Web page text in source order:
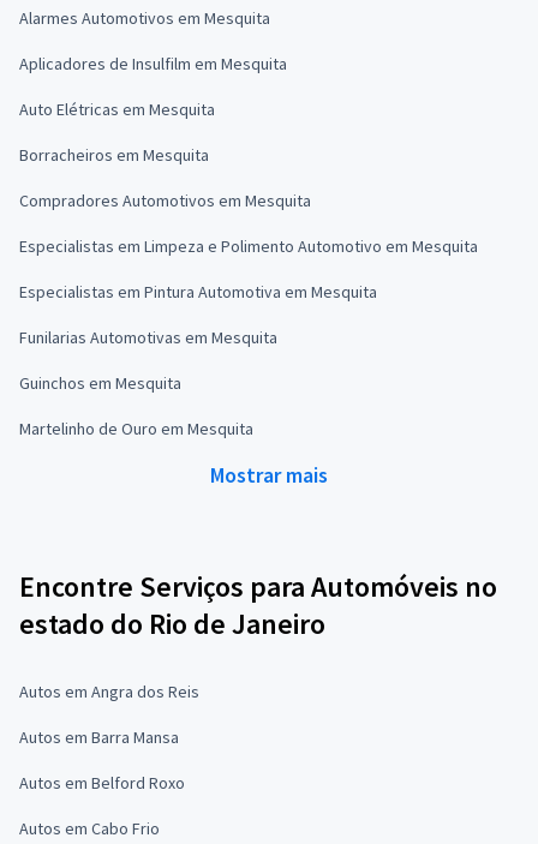
Alarmes Automotivos em Mesquita
Aplicadores de Insulfilm em Mesquita
Auto Elétricas em Mesquita
Borracheiros em Mesquita
Compradores Automotivos em Mesquita
Especialistas em Limpeza e Polimento Automotivo em Mesquita
Especialistas em Pintura Automotiva em Mesquita
Funilarias Automotivas em Mesquita
Guinchos em Mesquita
Martelinho de Ouro em Mesquita
Mostrar mais
Encontre Serviços para Automóveis no
estado do Rio de Janeiro
Autos em Angra dos Reis
Autos em Barra Mansa
Autos em Belford Roxo
Autos em Cabo Frio